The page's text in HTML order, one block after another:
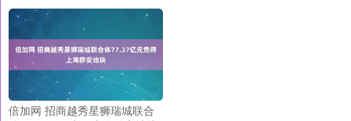
倍加网 招商越秀星狮瑞城联合